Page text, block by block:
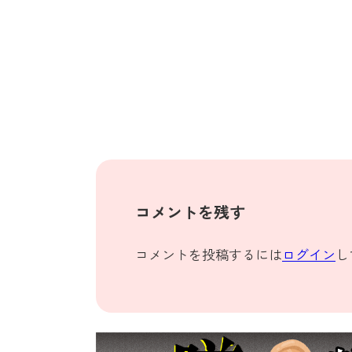
コメントを残す
コメントを投稿するには ログイン